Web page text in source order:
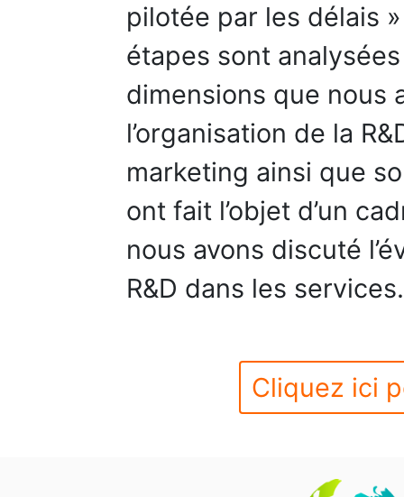
pilotée par les délais
étapes sont
dimensions que nous
l’organisation de la
marketing ainsi que
ont fait l’objet d’un
nous avons discuté
R&D dans les services.
Cliquez ici